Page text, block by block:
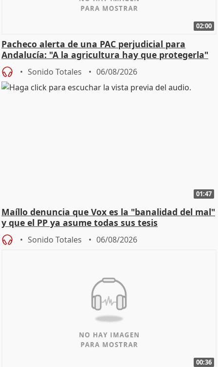
02:00
Pacheco alerta de una PAC perjudicial para
Andalucía: "A la agricultura hay que protegerla"
Sonido Totales 06/08/2026
01:47
Maíllo denuncia que Vox es la "banalidad del mal"
y que el PP ya asume todas sus tesis
Sonido Totales 06/08/2026
00:36